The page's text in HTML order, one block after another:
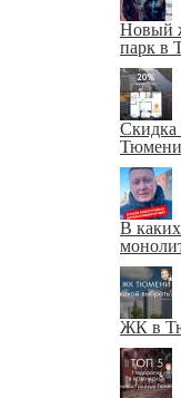
Новый
парк в
Скидка
Тюмени
В
ЖК в